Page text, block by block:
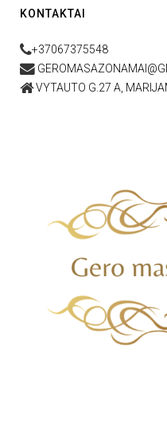
KONTAKTAI
+37067375548
VYTAUTO G.27 A,